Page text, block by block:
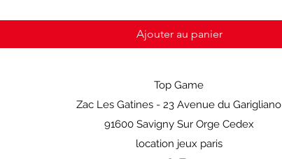
Ajouter au panier
Top Game
Zac Les Gatines - 23 Avenue du Garigliano
91600 Savigny Sur Orge Cedex
location jeux paris